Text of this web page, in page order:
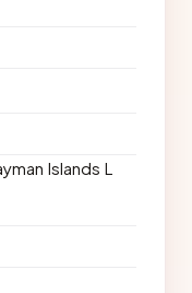
Islands L